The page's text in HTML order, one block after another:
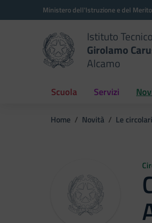
Vai ai contenuti
Vai al menu di navigazioneMinistero dell'Istruzione e del Merito
Istituto
Girolamo
Alcamo
Scuola Servizi
Home Novità Le circolari